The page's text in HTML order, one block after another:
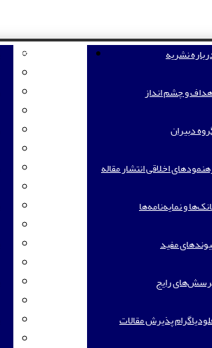
نشریه
و چشم انداز
دبیران
اخلاقی انتشار مقاله
و نمایه‌‌نامه‌ها
مفید
رایج
پذیرش مقالات
راهنمای نویسندگان